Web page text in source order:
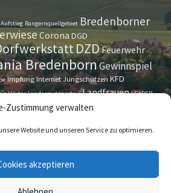
Zustimmung verwalten
Website und unseren Service zu optimieren.
akzeptieren
Aufstieg Bangernquellgebiet Bredenborner
CoronaDGD
DZDFeuerwehr
BredenbornGewinnspiel
ImpfungInternetJungschützenKFD
Höxter Landesgartenschau Landfrauen LEADER
Oktoberfest
Tipps & Tricks